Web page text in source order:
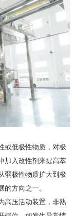
或低极性物质，对极
加入改性剂来提高萃
弱极性物质扩大到极
的方向之一。
高压活动装置，非熟